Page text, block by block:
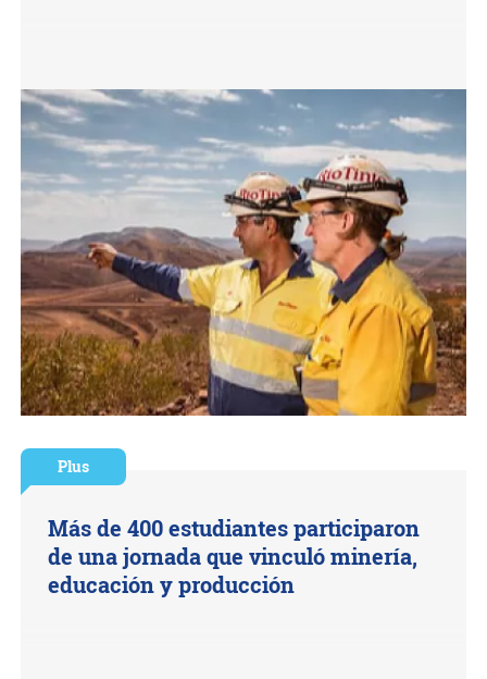
Plus
Más de 400 estudiantes participaron
de una jornada que vinculó minería,
educación y producción